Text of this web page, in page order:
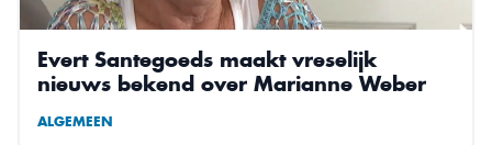
Evert Santegoeds maakt vreselijk
nieuws bekend over Marianne Weber
ALGEMEEN